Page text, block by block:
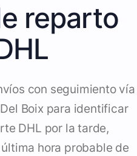
reparto
con seguimiento vía
Boix para identificar
DHL por la tarde,
hora probable de